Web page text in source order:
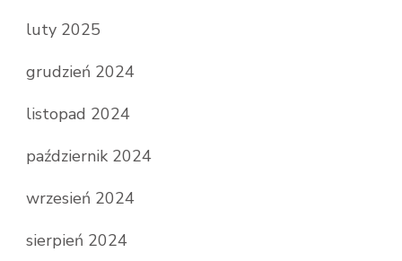
luty 2025
grudzień 2024
listopad 2024
październik 2024
wrzesień 2024
sierpień 2024